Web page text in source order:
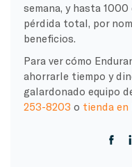
semana, y hasta
pérdida total, por
beneficios.
Para ver cómo
ahorrarle tiempo y
galardonado equipo
253-8203 o tienda en